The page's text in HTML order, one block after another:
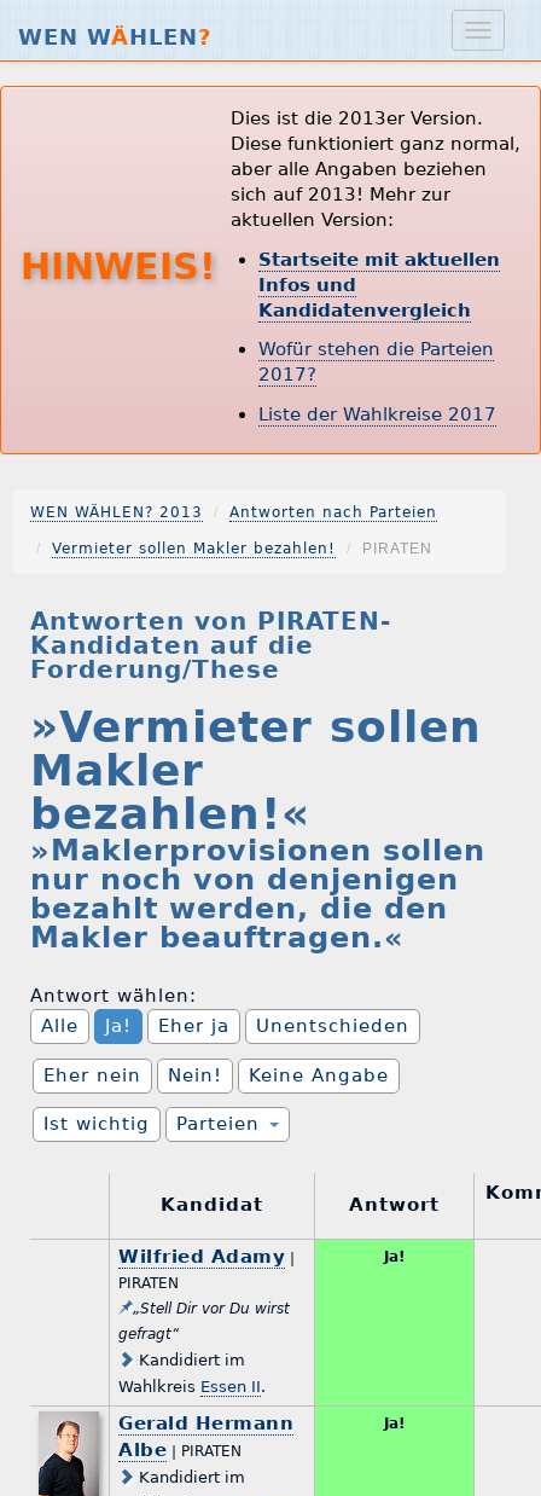
WEN WÄHLEN?
HINWEIS!
Dies ist die 2013er Version.
Diese funktioniert ganz normal,
aber alle Angaben beziehen
sich auf 2013! Mehr zur
aktuellen Version:
Startseite mit aktuellen
Infos und
Kandidatenvergleich
Wofür stehen die Parteien
2017?
Liste der Wahlkreise 2017
WEN WÄHLEN? 2013 Antworten nach Parteien
Vermieter sollen Makler bezahlen! PIRATEN
Antworten von PIRATEN-
Kandidaten auf die
Forderung/These
»Vermieter sollen
Makler
bezahlen!«
»Maklerprovisionen sollen
nur noch von denjenigen
bezahlt werden, die den
Makler beauftragen.«
Antwort wählen:
Alle
Ja! Eher ja Unentschieden
Eher nein Nein! Keine Angabe
Ist wichtig Parteien
Kandidat Antwort
Wilfried Adamy
PIRATEN
„Stell Dir vor Du wirst
gefragt“
Kandidiert im
Wahlkreis Essen II.
Ja!
Gerald Hermann
Albe | PIRATEN
Kandidiert im
Ja!